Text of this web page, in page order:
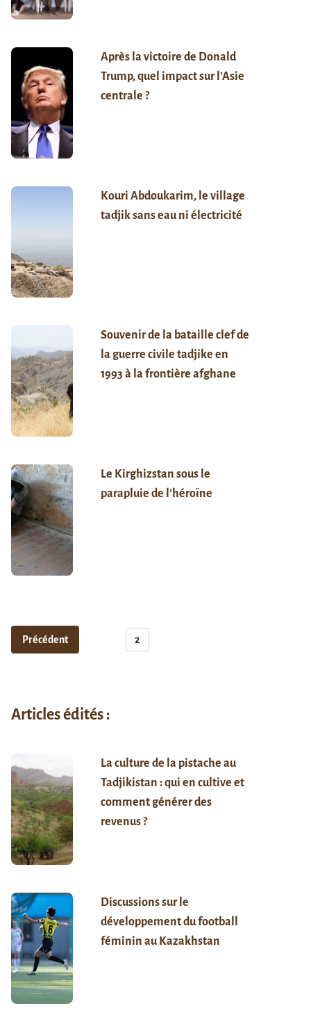
Après la victoire de Donald
Trump, quel impact sur l’Asie
centrale ?
Kouri Abdoukarim, le village
tadjik sans eau ni électricité
Souvenir de la bataille clef de
la guerre civile tadjike en
1993 à la frontière afghane
Le Kirghizstan sous le
parapluie de l’héroïne
Précédent 2
Articles édités :
La culture de la pistache au
Tadjikistan : qui en cultive et
comment générer des
revenus ?
Discussions sur le
développement du football
féminin au Kazakhstan